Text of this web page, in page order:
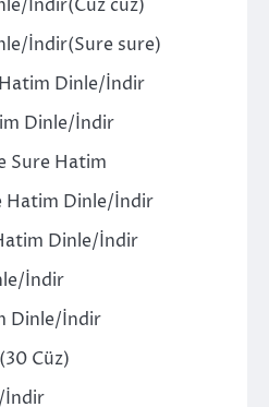
İndir(Cüz cüz)
İndir(Sure sure)
Dinle/İndir
Dinle/İndir
Sure Hatim
Hatim Dinle/İndir
Dinle/İndir
İndir
Dinle/İndir
Cüz)
İndir